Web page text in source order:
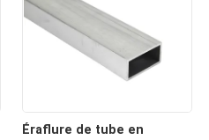
Éraflure de tube en